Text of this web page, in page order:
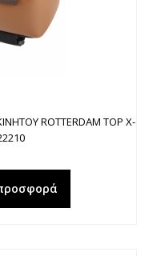
ROTTERDAM TOP X-